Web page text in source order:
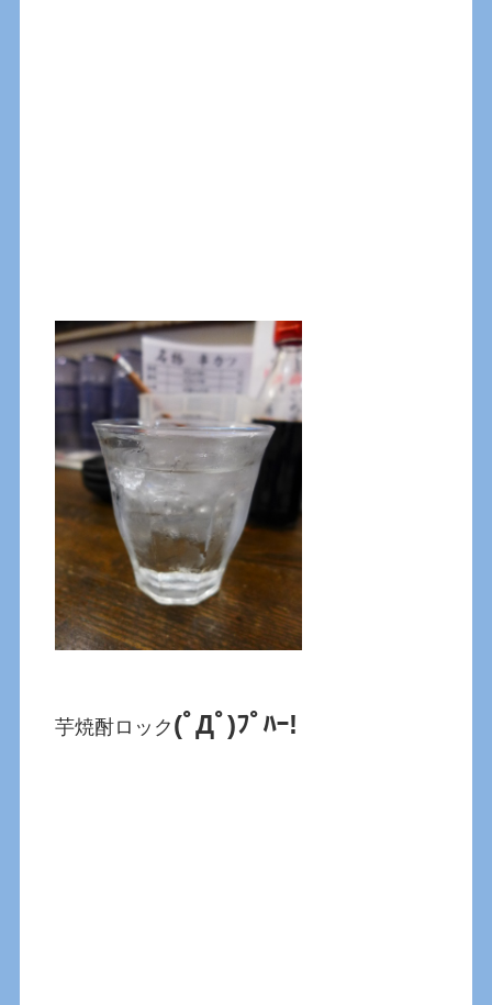
芋焼酎ロック (ﾟДﾟ)ﾌﾟﾊｰ!